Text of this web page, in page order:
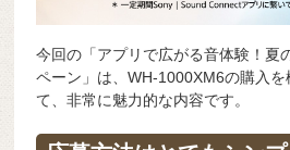
今回の「アプリで広がる音体験！夏
ペーン」は、WH-1000XM6の購入
て、非常に魅力的な内容です。